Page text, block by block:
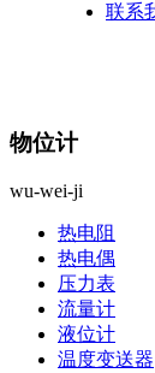
联系
物位计
wu-wei-ji
热电阻
热电偶
压力表
流量计
液位计
温度变送器